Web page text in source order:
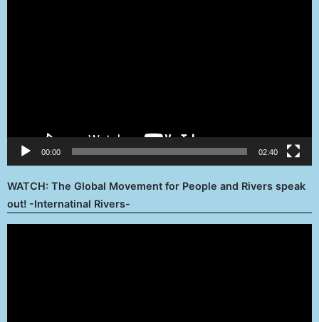
00:00 02:40
WATCH: The Global Movement for People and Rivers speak
out! -Internatinal Rivers-